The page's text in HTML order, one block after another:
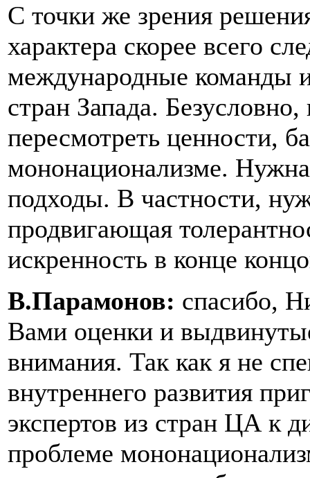
С точки же зрения
характера скорее всего
международные команды
стран Запада.
пересмотреть ценности,
мононационализме.
подходы. В частности,
продвигающая
искренность в конце
В.Парамонов: спасибо,
Вами оценки и
внимания. Так как я не
внутреннего развития
экспертов из стран ЦА к
проблеме